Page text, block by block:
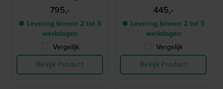
795,-
● Levering binnen 2 tot 5
werkdagen
Vergelijk
Bekijk Product
445,-
● Levering binnen 2 tot 5
werkdagen
Vergelijk
Bekijk Product